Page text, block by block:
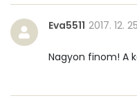
Eva5511 2017. 12.
Nagyon finom! A